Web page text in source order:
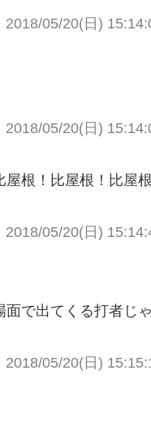
2018/05/20(日)
2018/05/20(日)
屋根！比屋根！比屋根
2018/05/20(日)
面で出てくる打者じ
2018/05/20(日)